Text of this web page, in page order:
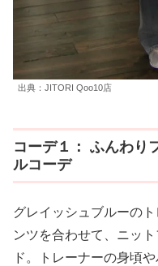
出典：JITORI Qoo10店
コーデ１： ふんわり
ルコーデ
グレイッシュブルーの
ンツを合わせて、ニッ
ド。トレーナーの身頃